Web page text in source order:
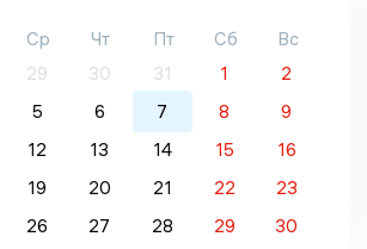
Ср Чт Пт Сб
Вс
29 30 31 1
2
5 6 7 8
9
12 13 14 15
16
19 20 21 22
23
26 27 28 29
30